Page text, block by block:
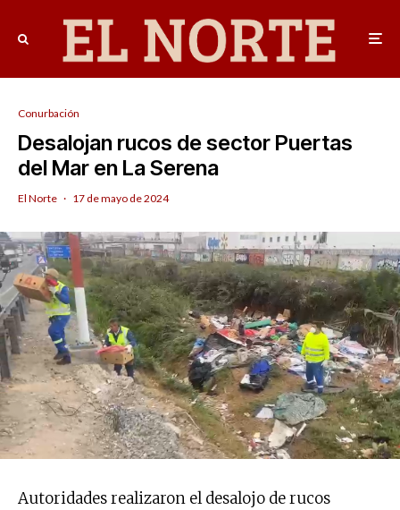
Conurbación
Desalojan rucos de sector Puertas
del Mar en La Serena
El Norte · 17 de mayo de 2024
Autoridades realizaron el desalojo de rucos